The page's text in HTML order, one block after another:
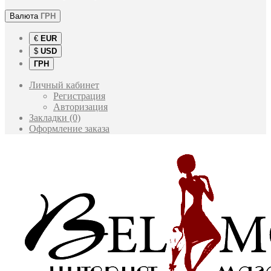
Валюта ГРН
€ EUR
$ USD
ГРН
Личный кабинет
Регистрация
Авторизация
Закладки (0)
Оформление заказа